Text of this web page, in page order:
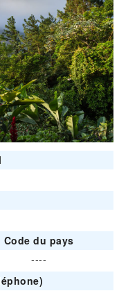
Code du pays
----